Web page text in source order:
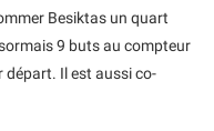
Besiktas un quart
9 buts au compteur
départ. Il est aussi co-